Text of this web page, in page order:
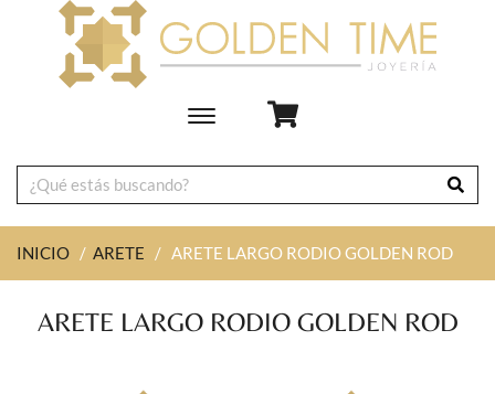
Toggle
navigation
INICIO / ARETE / ARETE LARGO RODIO GOLDEN ROD
ARETE LARGO RODIO GOLDEN ROD